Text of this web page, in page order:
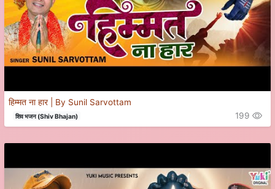
हिम्मत ना हार | By Sunil Sarvottam
शिव भजन (Shiv Bhajan) 199